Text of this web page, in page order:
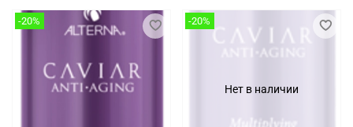
-20%
Нет в наличии
-20%